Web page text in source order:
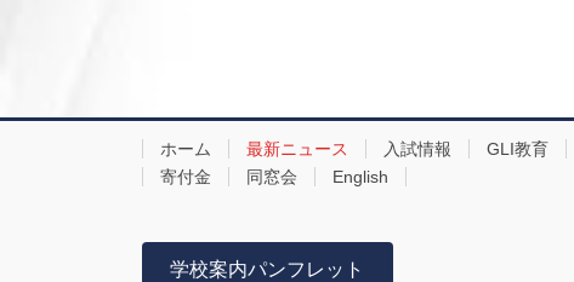
ホーム 最新ニュース 入試情報 GLI教育
寄付金
同窓会 English
学校案内パンフレット